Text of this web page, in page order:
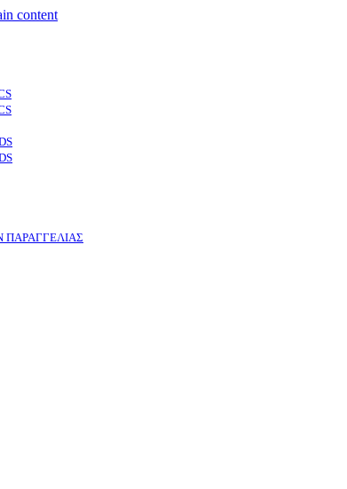
content
ΠΑΡΑΓΓΕΛΙΑΣ